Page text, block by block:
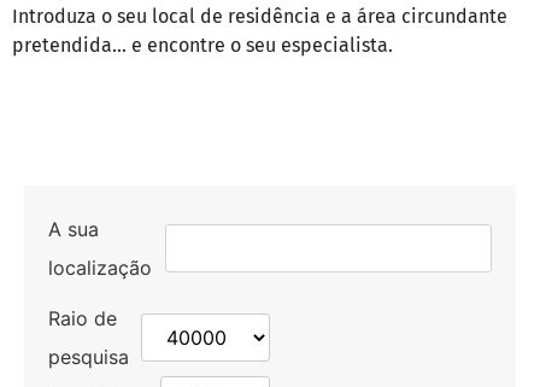
Introduza o seu local de residência e a área circundante
pretendida... e encontre o seu especialista.
A sua
localização
Raio de
pesquisa